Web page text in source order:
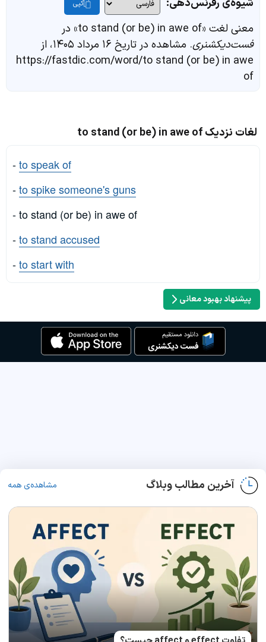
شیوه‌ی رفرنس‌دهی: کپی
معنی لغت «to stand (or be) in awe of» در
فست‌دیکشنری
. مشاهده در تاریخ ۱۶ مرداد ۱۴۰۵، از
https://fastdic.com/word/to stand (or be) in awe
of
لغات نزدیک to stand (or be) in awe of
-to speak of
-to spike someone's guns
- to stand (or be) in awe of
-to stand accused
-to start with
پیشنهاد بهبود معانی
آخرین مطالب وبلاگ مشاهده‌ی همه